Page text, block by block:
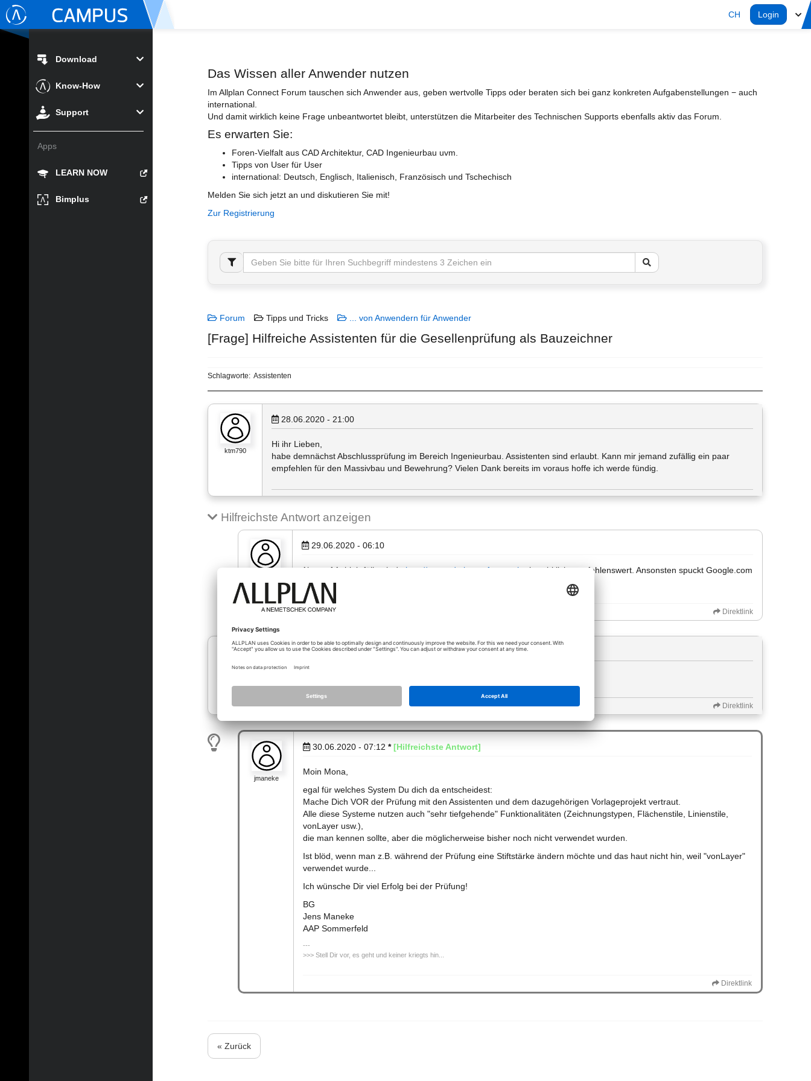
CH Login
Download
Know-How
Support
Apps
LEARN NOW
Bimplus
Das Wissen aller Anwender nutzen
Im Allplan Connect Forum tauschen sich Anwender aus, geben wertvolle Tipps oder beraten sich bei ganz konkreten Aufgabenstellungen − auch
international.
Und damit wirklich keine Frage unbeantwortet bleibt, unterstützen die Mitarbeiter des Technischen Supports ebenfalls aktiv das Forum.
Es erwarten Sie:
Foren-Vielfalt aus CAD Architektur, CAD Ingenieurbau uvm.
Tipps von User für User
international: Deutsch, Englisch, Italienisch, Französisch und Tschechisch
Melden Sie sich jetzt an und diskutieren Sie mit!
Zur Registrierung
Forum Tipps und Tricks ... von Anwendern für Anwender
[Frage] Hilfreiche Assistenten für die Gesellenprüfung als Bauzeichner
Schlagworte: Assistenten
ktm790
28.06.2020 - 21:00
Hi ihr Lieben,
habe demnächst Abschlussprüfung im Bereich Ingenieurbau. Assistenten sind erlaubt. Kann mir jemand zufällig ein paar
empfehlen für den Massivbau und Bewehrung? Vielen Dank bereits im voraus hoffe ich werde fündig.
Hilfreichste Antwort anzeigen
29.06.2020 - 06:10
Also auf Anhieb fällt mir da http://www.cds-bausoftware.ch
ein, wirklich empfehlenswert. Ansonsten spuckt Google.com
viele Ergebnisse aus, wenn man "Allplan add on" in die Suchleiste eingibt.
Direktlink
29.06.2020 - 19:41
Direktlink
jmaneke
30.06.2020 - 07:12 * [Hilfreichste Antwort]
Moin Mona,
egal für welches System Du dich da entscheidest:
Mache Dich VOR der Prüfung mit den Assistenten und dem dazugehörigen Vorlageprojekt vertraut.
Alle diese Systeme nutzen auch "sehr tiefgehende" Funktionalitäten (Zeichnungstypen, Flächenstile, Linienstile,
vonLayer usw.),
die man kennen sollte, aber die möglicherweise bisher noch nicht verwendet wurden.
Ist blöd, wenn man z.B. während der Prüfung eine Stiftstärke ändern möchte und das haut nicht hin, weil "vonLayer"
verwendet wurde...
Ich wünsche Dir viel Erfolg bei der Prüfung!
BG
Jens Maneke
AAP Sommerfeld
>>> Stell Dir vor, es geht und keiner kriegts hin...
Direktlink
« Zurück